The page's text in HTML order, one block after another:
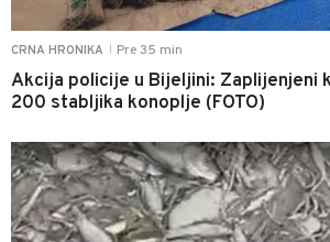
CRNA HRONIKA Pre 35 min
Akcija policije u Bijeljini: Zaplijenjeni
200 stabljika konoplje (FOTO)